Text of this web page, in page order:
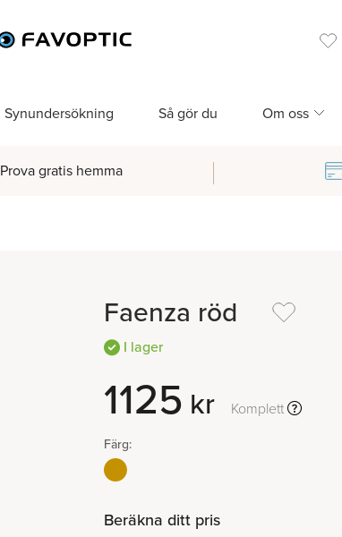
Synundersökning Så gör du Om oss
Prova gratis hemma
Faenza röd
I lager
1125 kr Komplett
Färg:
Beräkna ditt pris